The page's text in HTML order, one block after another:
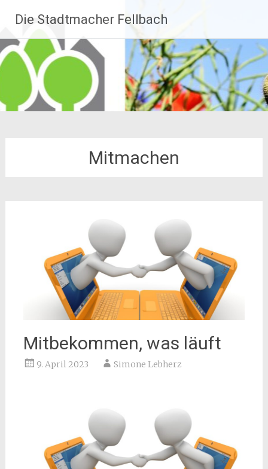
Inhalt
springen
Die Stadtmacher Fellbach
Mitmachen
Mitbekommen, was läuft
9. April 2023 Simone Lebherz